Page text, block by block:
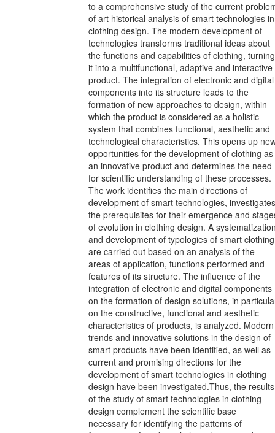
to a comprehensive study of the current
of art historical analysis of smart technologies in
clothing design. The modern development of
technologies transforms traditional ideas about
the functions and capabilities of clothing, turning
it into a multifunctional, adaptive and interactive
product. The integration of electronic and digital
components into its structure leads to the
formation of new approaches to design, within
which the product is considered as a holistic
system that combines functional, aesthetic and
technological characteristics. This opens up
opportunities for the development of clothing as
an innovative product and determines the need
for scientific understanding of these processes.
The work identifies the main directions of
development of smart technologies, investigates
the prerequisites for their emergence and
of evolution in clothing design. A
and development of typologies of smart clothing
are carried out based on an analysis of the
areas of application, functions performed and
features of its structure. The influence of the
integration of electronic and digital components
on the formation of design solutions, in
on the constructive, functional and aesthetic
characteristics of products, is analyzed. Modern
trends and innovative solutions in the design of
smart products have been identified, as well as
current and promising directions for the
development of smart technologies in clothing
design have been investigated.Thus, the results
of the study of smart technologies in clothing
design complement the scientific base
necessary for identifying the patterns of